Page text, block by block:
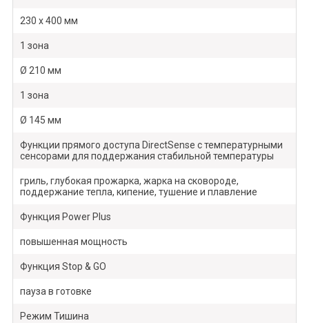
230 x 400 мм
1 зона
Ø 210 мм
1 зона
Ø 145 мм
Функции прямого доступа DirectSense с температурными
сенсорами для поддержания стабильной температуры
гриль, глубокая прожарка, жарка на сковороде,
поддержание тепла, кипение, тушение и плавление
Функция Power Plus
повышенная мощность
Функция Stop & GO
пауза в готовке
Режим Тишина